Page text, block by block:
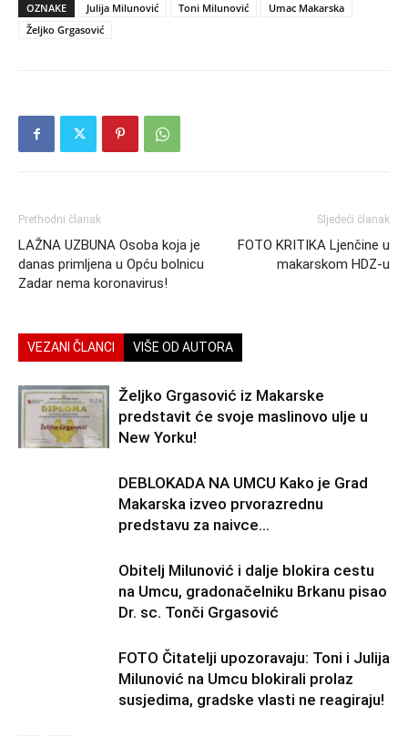
OZNAKE Julija Milunović Toni Milunović
Umac Makarska
Željko Grgasović
Prethodni članak
LAŽNA UZBUNA Osoba koja je
danas primljena u Opću bolnicu
Zadar nema koronavirus!
Sljedeći članak
FOTO KRITIKA Ljenčine u
makarskom HDZ-u
VEZANI ČLANCI VIŠE OD AUTORA
Željko Grgasović iz Makarske
predstavit će svoje maslinovo ulje u
New Yorku!
DEBLOKADA NA UMCU Kako je Grad
Makarska izveo prvorazrednu
predstavu za naivce…
Obitelj Milunović i dalje blokira cestu
na Umcu, gradonačelniku Brkanu pisao
Dr. sc. Tonči Grgasović
FOTO Čitatelji upozoravaju: Toni i Julija
Milunović na Umcu blokirali prolaz
susjedima, gradske vlasti ne reagiraju!